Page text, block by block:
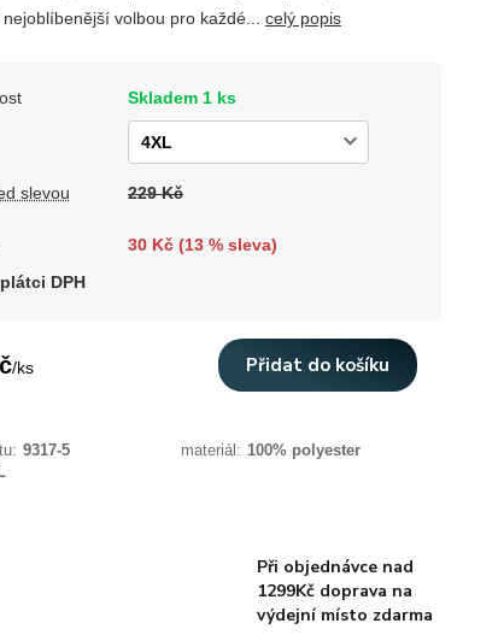
volbou pro každé... celý popis
Skladem 1 ks
slevou 229 Kč
30 Kč (13% sleva)
DPH
/ks Přidat do košíku
9317-5 materiál: 100% polyester
Při objednávce nad
1299Kč doprava na
výdejní místo zdarma